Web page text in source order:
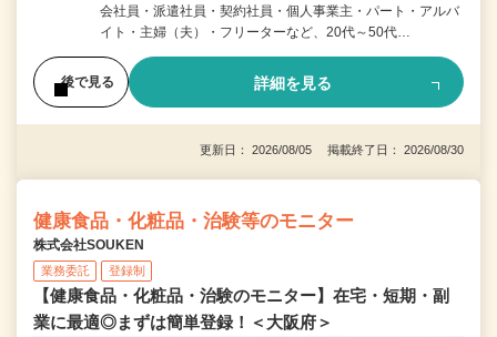
会社員・派遣社員・契約社員・個人事業主・パート・アルバ
イト・主婦（夫）・フリーターなど、20代～50代…
後で見る 詳細を見る
更新日： 2026/08/05 掲載終了日： 2026/08/30
健康食品・化粧品・治験等のモニター
株式会社SOUKEN
業務委託 登録制
【健康食品・化粧品・治験のモニター】在宅・短期・副
業に最適◎まずは簡単登録！＜大阪府＞